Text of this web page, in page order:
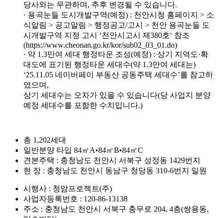
당사와는 무관하며, 추후 변경될 수 있습니다.
· 용곡눈들 도시개발구역(예정) : 천안시청 홈페이지 > 소
식알림 > 공고알림 > 행정공고/고시 > 천안 용곡눈들 도
시개발구역 지정 고시 ‘천안시고시 제380호‘ 참조
(https://www.cheonan.go.kr/kor/sub02_03_01.do)
· 약 1.3만여 세대 행정타운 조성(예정) : 상기 지역도·확
대도에 표기된 행정타운 세대수(약 1.3만여 세대는)
‘25.11.05 네이버페이 부동산 공동주택 세대수’를 참고하
였으며,
상기 세대수는 오차가 있을 수 있습니다(당 사업지 분양
예정 세대수를 포함한 수치입니다.)
총 1,202세대
일반분양 타입 84㎡A•84㎡B•84㎡C
견본주택 : 충청남도 천안시 서북구 성정동 1429번지
현 장 : 충청남도 천안시 동남구 청당동 310-6번지 일원
시행사 : 청암프로젝트(주)
사업자등록번호 : 120-86-13138
주소 : 충청남도 천안시 서북구 충무로 204, 4층(쌍용동,